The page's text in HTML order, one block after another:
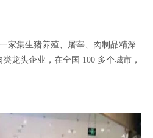
家集生猪养殖、屠宰、肉制品精深
龙头企业，在全国 100 多个城市，